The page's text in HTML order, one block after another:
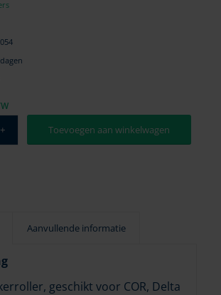
Toevoegen aan winkelwagen
Aanvullende informatie
geschikt voor COR, Delta